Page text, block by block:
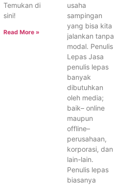
Temukan di
sini!
Read More »
usaha
sampingan
yang bisa kita
jalankan tanpa
modal. Penulis
Lepas Jasa
penulis lepas
banyak
dibutuhkan
oleh media;
baik– online
maupun
offline–
perusahaan,
korporasi, dan
lain-lain.
Penulis lepas
biasanya